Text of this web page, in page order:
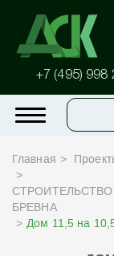
+7 (495) 998
Главная
БРЕВНА
Дом 11,5 на